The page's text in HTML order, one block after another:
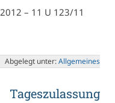
– 11 U 123/11
Ab­ge­legt un­ter:All­ge­mei­nes